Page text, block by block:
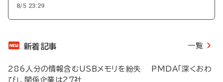
8/5 23:29
新着記事 一覧
286人分の情報含むUSBメモリを紛失 PMDA「深くおわ
び」、関係企業は27社